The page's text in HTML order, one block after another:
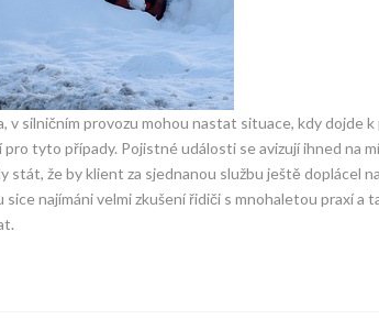
v silničním provozu mohou nastat situace, kdy dojde k
tyto případy. Pojistné události se avizují ihned na
že by klient za sjednanou službu ještě doplácel
najímáni velmi zkušení řidiči s mnohaletou praxí a